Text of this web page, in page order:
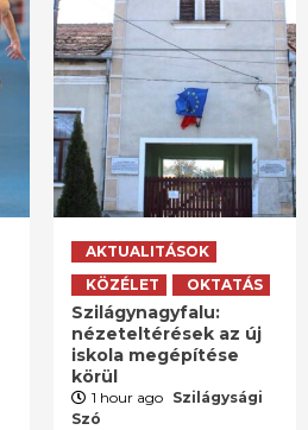
AKTUALITÁSOK
KÖZÉLET
OKTATÁS
Szilágynagyfalu:
nézeteltérések az új
iskola megépítése
körül
1 hour ago Szilágysági
Szó